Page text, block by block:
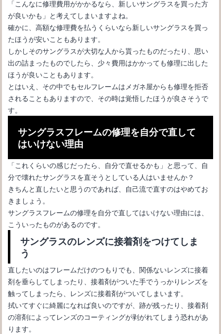
オシャレに見えるメガネコーデ！メガネの形別メガネコーデを教
えます
メガネの黒縁をかけるなら細いものがいい！オススメな理由と
は？
「こんなに修理費用がかかるなら、新しいサングラスを買った方
が良いかも」と考えてしまいますよね。
確かに、高額な修理費を払うくらいなら新しいサングラスを買っ
たほうが安いこともあります。
しかしそのサングラスが大切な人から貰ったものだったり、思い
出の詰まったものでしたら、少々費用はかかっても修理に出した
ほうが良いこともあります。
とはいえ、その中でもセルフレームはメガネ屋からも修理を拒否
されることもありますので、その時は覚悟したほうが良さそうで
す。
サングラスフレームの修理を自分で直して
はいけない理由
「これくらいの感じだったら、自分で直せるかも」と思って、自
分で壊れたサングラスを直そうとしている人はいませんか？
きちんと直したいと思うのであれば、自己流で直すのはやめてお
きましょう。
サングラスフレームの修理を自分で直してはいけない理由には、
こういったものがあるのです。
サングラスのレンズに接着剤をつけてしま
う
直したいのはフレームだけのつもりでも、関係ないレンズに接着
剤を垂らしてしまったり、接着剤がついた手でうっかりレンズを
触ってしまったら、レンズに接着剤がついてしまいます。
拭いてすぐに綺麗になれば良いのですが、跡が残ったり、接着剤
の溶剤によってレンズのコーティングが剥がれてしまう恐れがあ
ります。